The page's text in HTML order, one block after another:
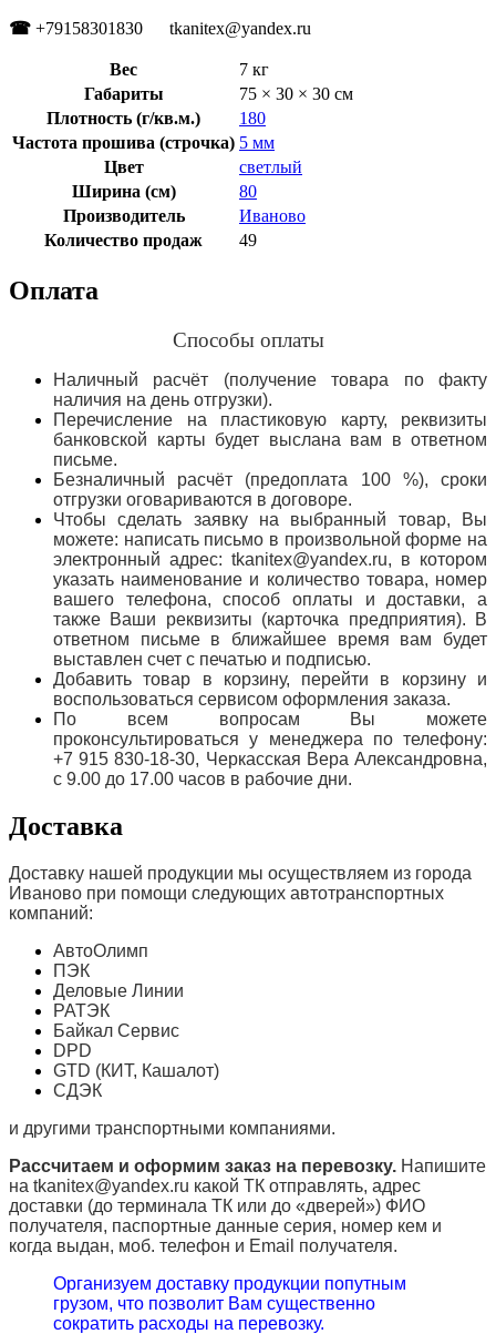
☎ +79158301830 tkanitex@yandex.ru
Вес
7 кг
Габариты
75 × 30 × 30 см
Плотность (г/кв.м.)
180
Частота прошива (строчка) 5 мм
Цвет
светлый
Ширина (см)
80
Производитель
Иваново
Количество продаж
49
Оплата
Способы оплаты
Наличный расчёт (получение товара по факту
наличия на день отгрузки).
Перечисление на пластиковую карту, реквизиты
банковской карты будет выслана вам в ответном
письме.
Безналичный расчёт (предоплата 100 %), сроки
отгрузки оговариваются в договоре.
Чтобы сделать заявку на выбранный товар, Вы
можете: написать письмо в произвольной форме на
электронный адрес: tkanitex@yandex.ru, в котором
указать наименование и количество товара, номер
вашего телефона, способ оплаты и доставки, а
также Ваши реквизиты (карточка предприятия). В
ответном письме в ближайшее время вам будет
выставлен счет с печатью и подписью.
Добавить товар в корзину, перейти в корзину и
воспользоваться сервисом оформления заказа.
По всем вопросам Вы можете
проконсультироваться у менеджера по телефону:
+7 915 830-18-30, Черкасская Вера Александровна,
с 9.00 до 17.00 часов в рабочие дни.
Доставка
Доставку нашей продукции мы осуществляем из города
Иваново при помощи следующих автотранспортных
компаний:
АвтоОлимп
ПЭК
Деловые Линии
РАТЭК
Байкал Сервис
DPD
GTD (КИТ, Кашалот)
СДЭК
и другими транспортными компаниями.
Рассчитаем и оформим заказ на перевозку. Напишите
на tkanitex@yandex.ru какой ТК отправлять, адрес
доставки (до терминала ТК или до «дверей») ФИО
получателя, паспортные данные серия, номер кем и
когда выдан, моб. телефон и Email получателя.
Организуем доставку продукции попутным
грузом, что позволит Вам существенно
сократить расходы на перевозку.